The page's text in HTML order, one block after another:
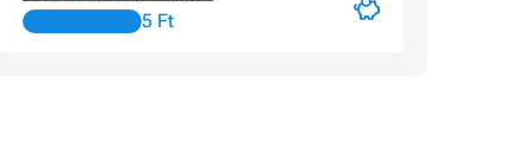
5 Ft